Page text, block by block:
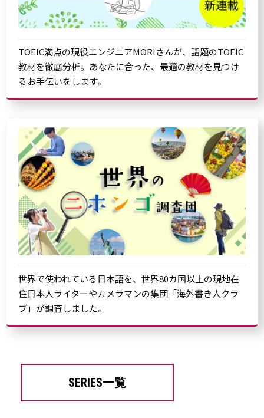
TOEIC満点の現役エンジニアMORIさんが、話題のTOEIC
教材を徹底分析。あなたに合った、最適の教材を見つけ
るお手伝いをします。
世界で使われている日本語を、世界80カ国以上の現地在
住日本人ライターやカメラマンの集団「海外書き人クラ
ブ」が調査しました。
SERIES一覧